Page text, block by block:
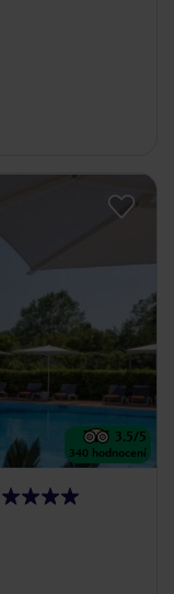
3.5/5
340 hodnocení